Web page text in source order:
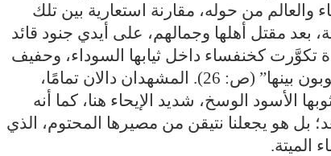
والعالم من حوله، مقارنة استعارية بين تلك
بعد مقتل أهلها وجمالهم، على أيدي جنود قائد
تكوَّرت كخنفساء داخل ثيابها السوداء، وحفيف
أوراق الدوم وأعواد القصب التي راح الجنود يجوبون بينها” (ص: 26). المشهدان دالان تمامًا،
الأسود الوسخ، شديد الإيحاء هنا، كما أنه
بل هو يجعلنا نتيقن من مصيرها المحتوم، الذي
الميتة.